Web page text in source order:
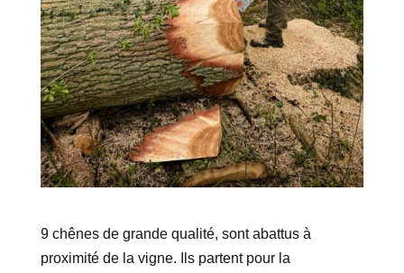
9 chênes de grande qualité, sont abattus à
proximité de la vigne. Ils partent pour la